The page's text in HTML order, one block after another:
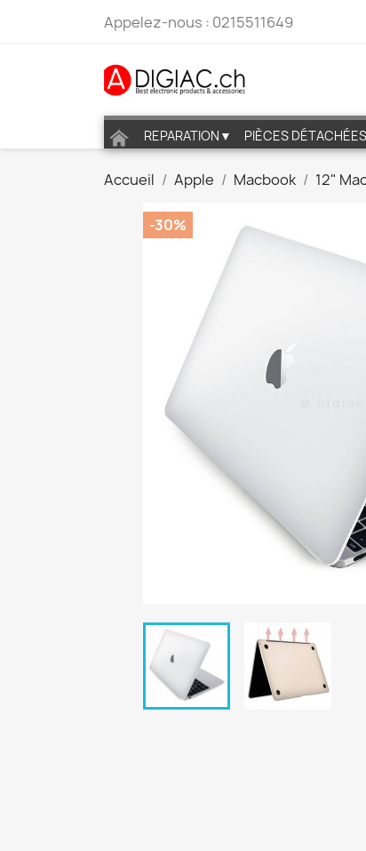
Appelez-nous : 0215511649
REPARATION▼ PIÈCES
Accueil Apple Macbook 12"
-30%